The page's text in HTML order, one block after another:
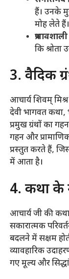
हैं। उनके
मोह लेते हैं।
कि
3. वैदिक
आचार्य शिवम्
देवी भागवत
प्रमुख ग्रंथों का
गहन और
प्रस्तुत करते हैं,
में आता है।
4. कथा के
आचार्य जी की
सकारात्मक
बदलने में सक्षम
व्यावहारिक
गए मूल्य और